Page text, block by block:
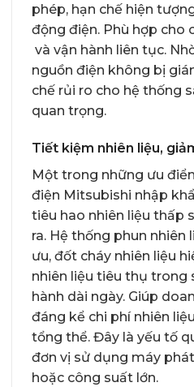
phép, hạn chế hiện
động điện. Phù hợp cho
và vận hành liên tục.
nguồn điện không bị
chế rủi ro cho hệ thống
quan trọng.
Tiết kiệm nhiên liệu,
Một trong những ưu
điện Mitsubishi nhập
tiêu hao nhiên liệu thấp
ra. Hệ thống phun
ưu, đốt cháy nhiên liệu
nhiên liệu tiêu thụ trong
hành dài ngày. Giúp
đáng kể chi phí nhiên
tổng thể. Đây là yếu tố
đơn vị sử dụng máy
hoặc công suất lớn.